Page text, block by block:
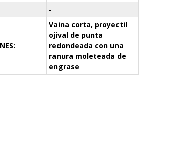
-
Vaina corta, proyectil
ojival de punta
redondeada con una
ranura moleteada de
engrase